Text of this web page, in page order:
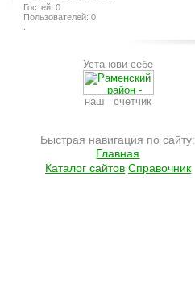
Гостей: 0
Пользователей: 0
Установи себе
наш счётчик
Быстрая навигация по сайту:
Главная
Каталог сайтов Справочник